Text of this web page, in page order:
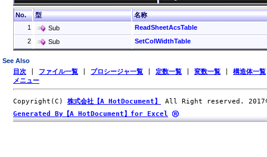
No. 型
名称
1
Sub
ReadSheetAcsTable
2
Sub SetColWidthTable
See Also
目次 ファイル一覧 プロシージャ一覧 定数一覧 変数一覧 構造体一覧
メニュー
Copyright(C) 株式会社【A HotDocument】
All Right reserved. 2017
Generated By【A HotDocument】for Excel